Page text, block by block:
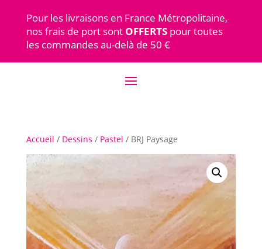
Pour les livraisons en France Métropolitaine,
nos frais de port sont OFFERTSpour toutes
les commandes au-delà de 50 €
Accueil / Dessins / Pastel / BRJ Paysage